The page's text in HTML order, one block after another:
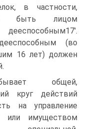
в частности,
быть лицом
(во
16 лет) должен
общей,
круг действий
на управление
или имуществом